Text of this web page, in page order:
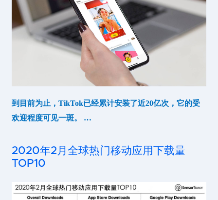
到目前为止，TikTok已经累计安装了近20亿次，它的受
欢迎程度可见一斑。 …
2020年2月全球热门移动应用下载量
TOP10